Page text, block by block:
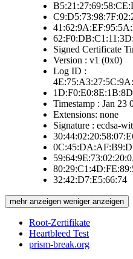
Signed Certificate
Version : v1 (0x0)
Log ID :
Timestamp : Jan 23
Extensions: none
Signature : ecdsa-
32:42:D7:E5:66:74
mehr anzeigen weniger anzeigen
Root-Zertifikate
Heartbleed Test
prism-break.org